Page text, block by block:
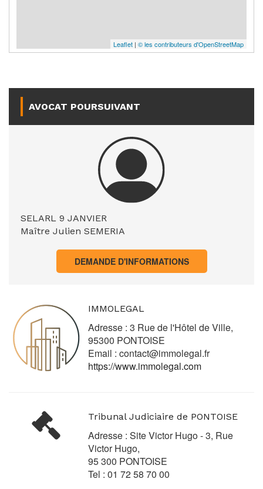
Leaflet | © les contributeurs d'OpenStreetMap
AVOCAT POURSUIVANT
SELARL 9 JANVIER
Maître Julien SEMERIA
DEMANDE D'INFORMATIONS
IMMOLEGAL
Adresse : 3 Rue de l'Hôtel de Ville,
95300 PONTOISE
Email :contact@immolegal.fr
https://www.immolegal.com
Tribunal Judiciaire de PONTOISE
Adresse : Site Victor Hugo - 3, Rue
Victor Hugo,
95 300 PONTOISE
Tel : 01 72 58 70 00